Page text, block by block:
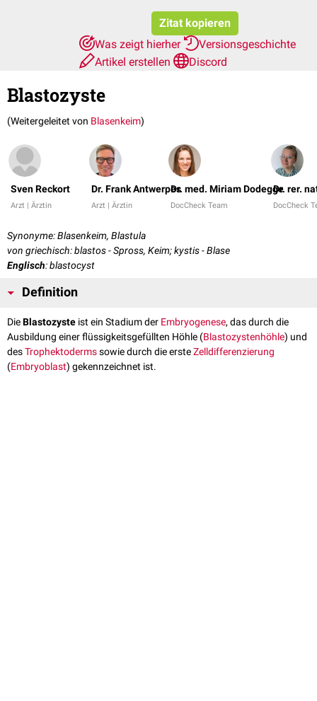
Zitat kopieren
Was zeigt hierher
Versionsgeschichte
Artikel erstellen
Discord
Blastozyste
(Weitergeleitet von Blasenkeim)
Sven Reckort
Arzt | Ärztin
Dr. Frank Antwerpes
Arzt | Ärztin
Dr. med. Miriam Dodegge
DocCheck Team
Dr. rer.
DocCheck
Synonyme: Blasenkeim, Blastula
von griechisch: blastos - Spross, Keim; kystis - Blase
Englisch: blastocyst
Definition
DieBlastozyste ist ein Stadium der Embryogenese, das durch die
Ausbildung einer flüssigkeitsgefüllten Höhle (Blastozystenhöhle) und
desTrophektodermssowie durch die ersteZelldifferenzierung
(Embryoblast) gekennzeichnet ist.